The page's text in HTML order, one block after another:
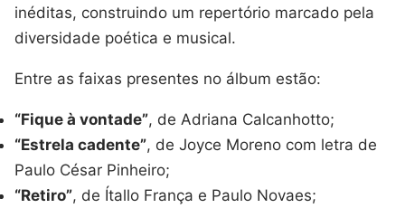
inéditas, construindo um repertório marcado pela
diversidade poética e musical.
Entre as faixas presentes no álbum estão:
“Fique à vontade”, de Adriana Calcanhotto;
“Estrela cadente”, de Joyce Moreno com letra de
Paulo César Pinheiro;
“Retiro”, de Ítallo França e Paulo Novaes;